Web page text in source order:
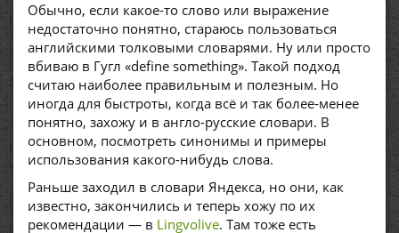
Обычно, если какое-то слово или выражение
недостаточно понятно, стараюсь пользоваться
английскими толковыми словарями. Ну или просто
вбиваю в Гугл «define something». Такой подход
считаю наиболее правильным и полезным. Но
иногда для быстроты, когда всё и так более-менее
понятно, захожу и в англо-русские словари. В
основном, посмотреть синонимы и примеры
использования какого-нибудь слова.
Раньше заходил в словари Яндекса, но они, как
известно, закончились и теперь хожу по их
рекомендации — в Lingvolive. Там тоже есть